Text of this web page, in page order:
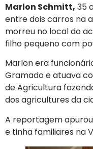
Marlon Schmitt, 35
entre dois carros na
morreu no local do
filho pequeno com
Marlon era
Gramado e atuava
de Agricultura
dos agricultures da
A reportagem
e tinha familiares na